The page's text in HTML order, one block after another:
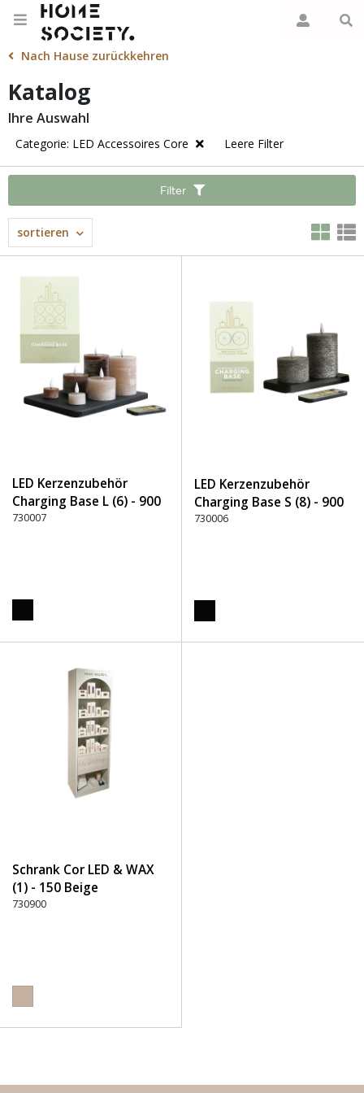
Nach Hause zurückkehren
Katalog
Ihre Auswahl
Categorie: LED Accessoires Core Leere Filter
Filter
sortieren
LED Kerzenzubehör
Charging Base L (6) - 900
Schwarz
730007
LED Kerzenzubehör
Charging Base S (8) - 900
Schwarz
730006
Schrank Cor LED & WAX
(1) - 150 Beige
730900